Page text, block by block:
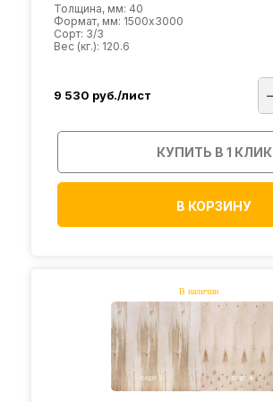
Толщина, мм: 40
Формат, мм: 1500х3000
Сорт: 3/3
Вес (кг.): 120.6
9 530 руб./лист
КУПИТЬ В 1 КЛИК
В КОРЗИНУ